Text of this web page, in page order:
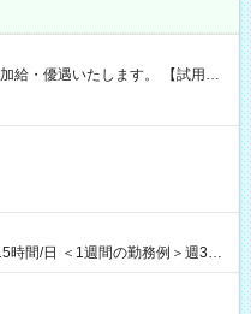
遇いたします。 【試用期
時間/日 ＜1週間の勤務例＞週3回
・日 好きな時にお仕事